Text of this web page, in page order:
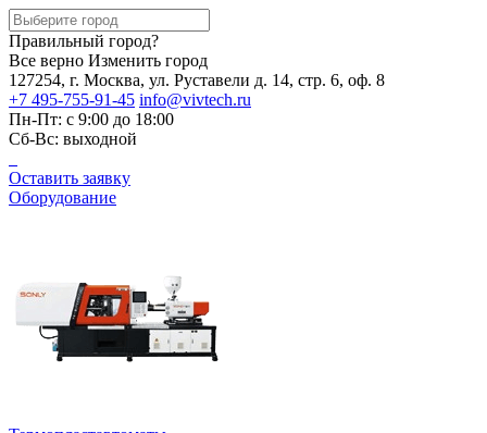
Правильный город?
Все верно Изменить город
127254, г. Москва, ул. Руставели д. 14, стр. 6, оф. 8
+7 495-755-91-45 info@vivtech.ru
Пн-Пт: с 9:00 до 18:00
Сб-Вс: выходной
Оставить заявку
Оборудование